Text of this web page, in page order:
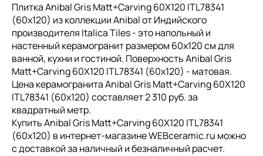
Плитка Anibal Gris Matt+Carving 60X120 ITL78341
(60x120) из коллекции Anibal от Индийского
производителя Italica Tiles - это напольный и
настенный керамогранит размером 60x120 см для
ванной, кухни и гостиной. Поверхность Anibal Gris
Matt+Carving 60X120 ITL78341 (60x120) - матовая.
Цена керамогранита Anibal Gris Matt+Carving 60X120
ITL78341 (60x120) составляет 2 310 руб. за
квадратный метр.
Купить Anibal Gris Matt+Carving 60X120 ITL78341
(60x120) в интернет-магазине WEBceramic.ru можно
с доставкой за наличный и безналичный расчет.